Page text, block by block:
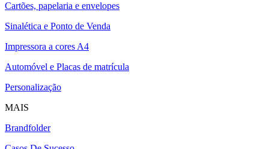
Cartões, papelaria e envelopes
Sinalética e Ponto de Venda
Impressora a cores A4
Automóvel e Placas de matrícula
Personalização
MAIS
Brandfolder